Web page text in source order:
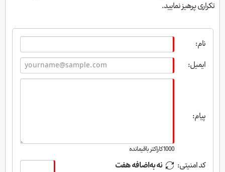
تکراری پرهیز نمایید.
نام:
ایمیل:
پیام:
1000کاراکتر باقیمانده
کد امنیتی: نه به‌اضافه هفت